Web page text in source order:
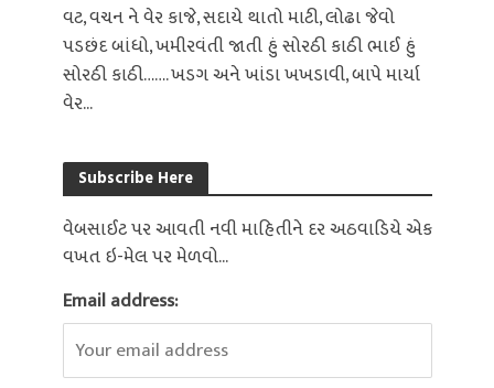
વટ, વચન ને વેર કાજે, સદાયે થાતો માટી, લોઢા જેવો
પડછંદ બાંધો, ખમીરવંતી જાતી હું સોરઠી કાઠી ભાઈ હું
સોરઠી કાઠી……. ખડગ અને ખાંડા ખખડાવી, બાપે માર્યા
વેર...
Subscribe Here
વેબસાઈટ પર આવતી નવી માહિતીને દર અઠવાડિયે એક
વખત ઇ-મેલ પર મેળવો...
Email address: